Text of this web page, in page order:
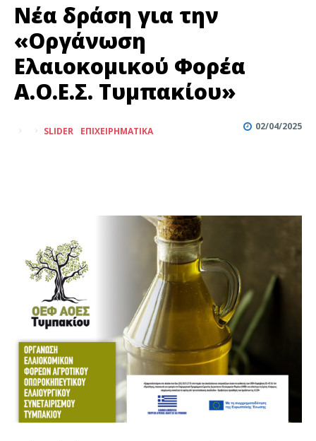
Νέα δράση για την
«Οργάνωση
Ελαιοκομικού Φορέα
Α.Ο.Ε.Σ. Τυμπακίου»
02/04/2025
SLIDER ΕΠΙΧΕΙΡΗΜΑΤΙΚΆ